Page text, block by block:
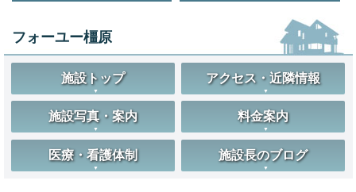
フォーユー橿原
施設トップ アクセス・近隣情報
施設写真・案内 料金案内
医療・看護体制 施設長のブログ